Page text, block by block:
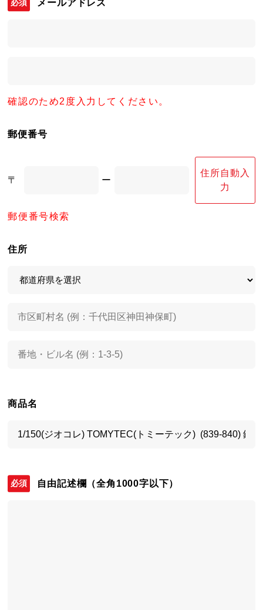
メールアドレス
確認のため2度入力してください。
郵便番号
〒 ー
住所自動入
力
郵便番号検索
住所
商品名
自由記述欄 （全角1000字以下）